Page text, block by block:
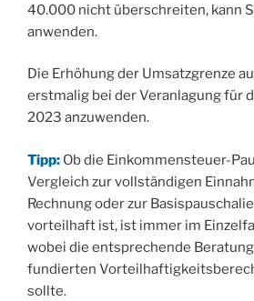
40.000 nicht überschreiten, kann
anwenden.
Die Erhöhung der Umsatzgrenze
erstmalig bei der Veranlagung für
2023 anzuwenden.
Tipp: Ob die Einkommensteuer-
Vergleich zur vollständigen
Rechnung oder zur
vorteilhaft ist, ist immer im
wobei die entsprechende
fundierten
sollte.